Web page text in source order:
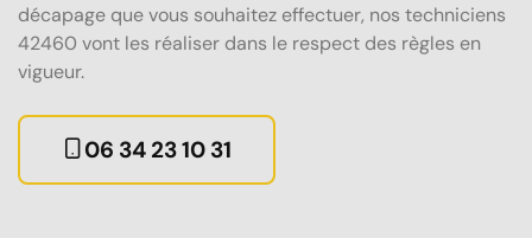
décapage que vous souhaitez effectuer, nos techniciens
42460 vont les réaliser dans le respect des règles en
vigueur.
06 34 23 10 31